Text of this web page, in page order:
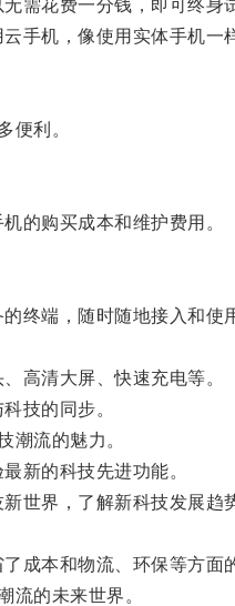
花费一分钱，即可终身
机，像使用实体手机一
利。
的购买成本和维护费用。
端，随时随地接入和使
高清大屏、快速充电等。
技的同步。
流的魅力。
新的科技先进功能。
界，了解新科技发展趋
本和物流、环保等方面
的未来世界。